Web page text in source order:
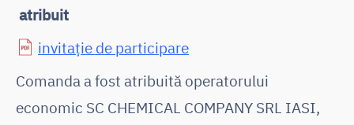
atribuit
invitație de participare
Comanda a fost atribuită operatorului
economic SC CHEMICAL COMPANY SRL IASI,